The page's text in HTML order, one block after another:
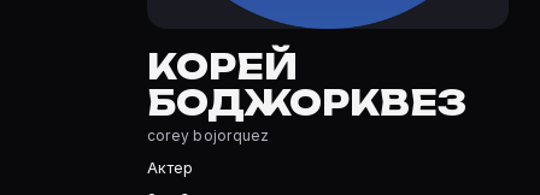
Полный список — на Movie Planner: https://movie-
Кто такой(ая) Корей Боджорквез?
Корей Боджорквез — Актер. Биография и роли на
Где открыть фильмографию Корей Боджорквез?
На Movie Planner: https://movie-planner.ru/s/7157933 —
КОРЕЙ
БОДЖОРКВЕЗ
corey bojorquez
Актер